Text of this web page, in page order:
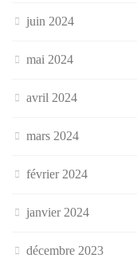
juin 2024
mai 2024
avril 2024
mars 2024
février 2024
janvier 2024
décembre 2023